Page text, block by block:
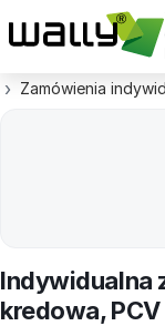
Zamówienia
Indywidualna
kredowa,